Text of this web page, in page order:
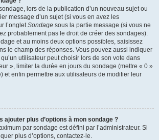
lors de la publication d’un nouveau sujet ou
message d’un sujet (si vous en avez les
l’onglet Sondage sous la partie message (si vous ne
probablement pas le droit de créer des sondages).
et au moins deux options possibles, saisissez
le champ des réponses. Vous pouvez aussi indiquer
utilisateur peut choisir lors de son vote dans
», limiter la durée en jours du sondage (mettre « 0 »
et enfin permettre aux utilisateurs de modifier leur
ajouter plus d’options à mon sondage ?
par sondage est défini par l’administrateur. Si
plus d’options, contactez-le.